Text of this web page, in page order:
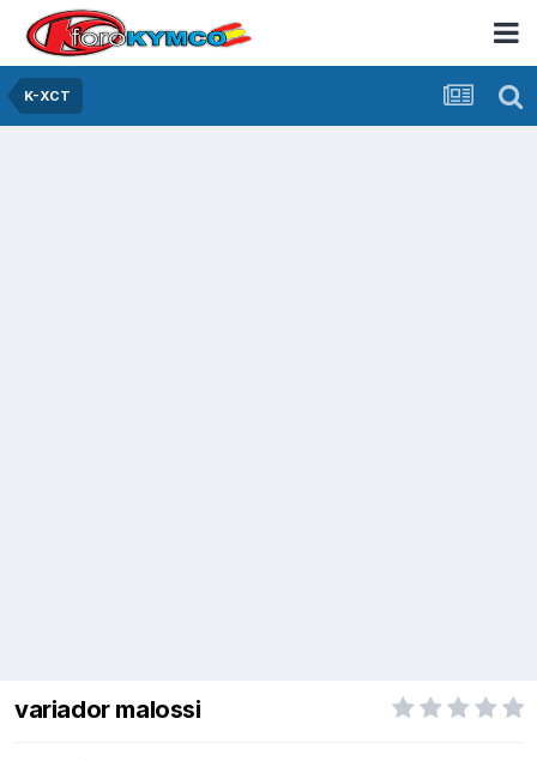
K-XCT
variador malossi